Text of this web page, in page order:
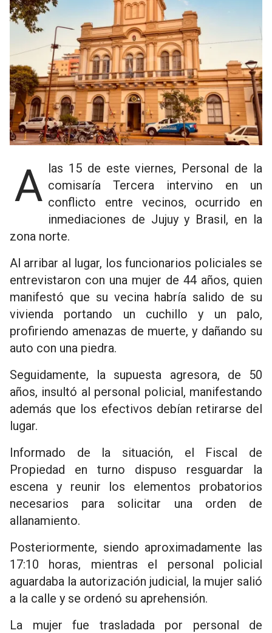
A las 15 de este viernes, Personal de la comisaría Tercera intervino en un
conflicto entre vecinos, ocurrido en
inmediaciones de Jujuy y Brasil, en la
zona norte.
Al arribar al lugar, los funcionarios policiales se
entrevistaron con una mujer de 44 años, quien
manifestó que su vecina habría salido de su
vivienda portando un cuchillo y un palo,
profiriendo amenazas de muerte, y dañando su
auto con una piedra.
Seguidamente, la supuesta agresora, de 50
años, insultó al personal policial, manifestando
además que los efectivos debían retirarse del
lugar.
Informado de la situación, el Fiscal de
Propiedad en turno dispuso resguardar la
escena y reunir los elementos probatorios
necesarios para solicitar una orden de
allanamiento.
Posteriormente, siendo aproximadamente las
17:10 horas, mientras el personal policial
aguardaba la autorización judicial, la mujer salió
a la calle y se ordenó su aprehensión.
La mujer fue trasladada por personal de